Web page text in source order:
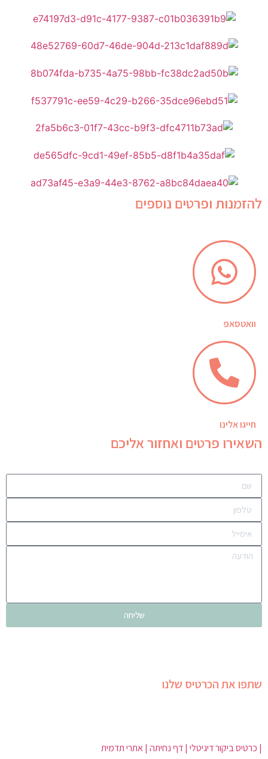
להזמנות ופרטים נוספים
וואטסאפ
חייגו אלינו
השאירו פרטים ואחזור אליכם
שליחה
שתפו את הכרטיס שלנו
| כרטיס ביקור דיגיטלי | דף נחיתה | אתרי תדמית